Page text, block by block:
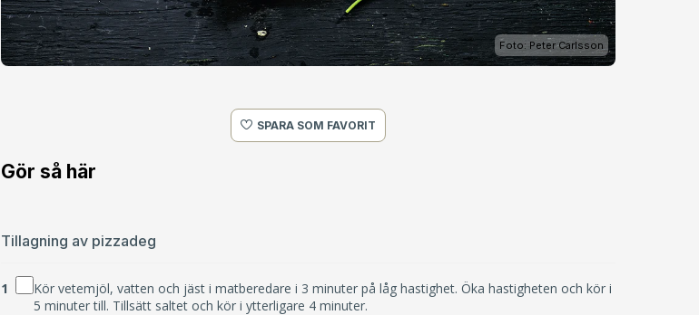
Foto: Peter Carlsson
SPARA SOM FAVORIT
Gör så här
Tillagning av pizzadeg
1
Kör vetemjöl, vatten och jäst i matberedare i 3 minuter på låg hastighet. Öka hastigheten och kör i
5 minuter till. Tillsätt saltet och kör i ytterligare 4 minuter.